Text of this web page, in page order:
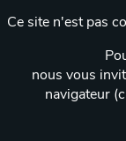
Ce site n'est pas
nous vous
navigateur